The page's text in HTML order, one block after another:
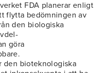
FDA planerar enligt
flytta bedömningen av
den biologiska
göra
den bioteknologiska